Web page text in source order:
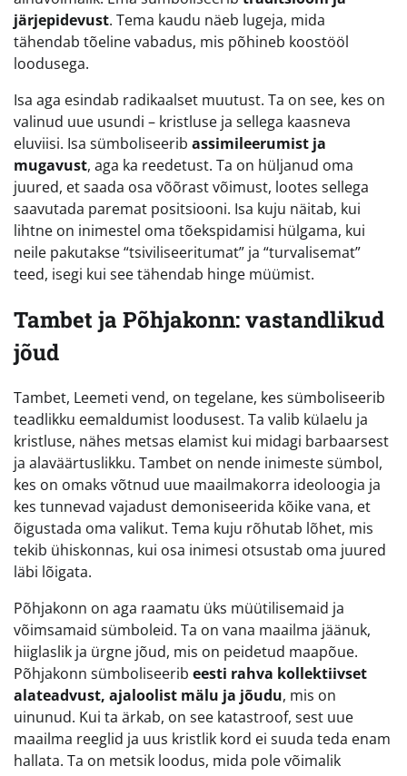
järjepidevust. Tema kaudu näeb lugeja, mida
tähendab tõeline vabadus, mis põhineb koostööl
loodusega.
Isa aga esindab radikaalset muutust. Ta on see, kes on
valinud uue usundi – kristluse ja sellega kaasneva
eluviisi. Isa sümboliseerib assimileerumist ja
mugavust, aga ka reedetust. Ta on hüljanud oma
juured, et saada osa võõrast võimust, lootes sellega
saavutada paremat positsiooni. Isa kuju näitab, kui
lihtne on inimestel oma tõekspidamisi hülgama, kui
neile pakutakse “tsiviliseeritumat” ja “turvalisemat”
teed, isegi kui see tähendab hinge müümist.
Tambet ja Põhjakonn: vastandlikud
jõud
Tambet, Leemeti vend, on tegelane, kes sümboliseerib
teadlikku eemaldumist loodusest. Ta valib külaelu ja
kristluse, nähes metsas elamist kui midagi barbaarsest
ja alaväärtuslikku. Tambet on nende inimeste sümbol,
kes on omaks võtnud uue maailmakorra ideoloogia ja
kes tunnevad vajadust demoniseerida kõike vana, et
õigustada oma valikut. Tema kuju rõhutab lõhet, mis
tekib ühiskonnas, kui osa inimesi otsustab oma juured
läbi lõigata.
Põhjakonn on aga raamatu üks müütilisemaid ja
võimsamaid sümboleid. Ta on vana maailma jäänuk,
hiiglaslik ja ürgne jõud, mis on peidetud maapõue.
Põhjakonn sümboliseerib eesti rahva kollektiivset
alateadvust, ajaloolist mälu ja jõudu, mis on
uinunud. Kui ta ärkab, on see katastroof, sest uue
maailma reeglid ja uus kristlik kord ei suuda teda enam
hallata. Ta on metsik loodus, mida pole võimalik